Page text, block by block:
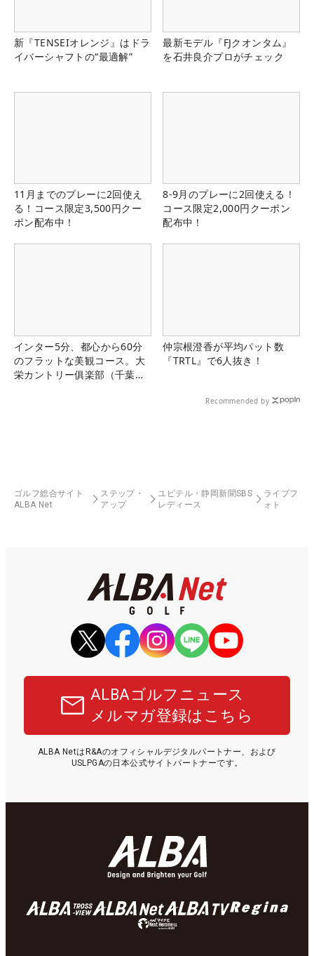
新『TENSEIオレンジ』はドラ
イバーシャフトの“最適解”
最新モデル『FJクオンタム』
を石井良介プロがチェック
11月までのプレーに2回使え
る！コース限定3,500円クー
ポン配布中！
8-9月のプレーに2回使える！
コース限定2,000円クーポン
配布中！
インター5分、都心から60分
のフラットな美観コース。大
栄カントリー俱楽部（千葉
仲宗根澄香が平均パット数
『TRTL』で6人抜き！
Recommended by
ゴルフ総合サイト
ALBA Net
ステップ・
アップ
ユピテル・静岡新聞SBS
レディース
ライブフ
ォト
ALBAゴルフニュース
メルマガ登録はこちら
ALBA NetはR&Aのオフィシャルデジタルパートナー、および
USLPGAの日本公式サイトパートナーです。